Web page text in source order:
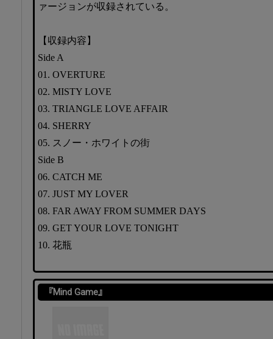
ァージョンが収録されている。
【収録内容】
Side A
01. OVERTURE
02. MISTY LOVE
03. TRIANGLE LOVE AFFAIR
04. SHERRY
05. スノー・ホワイトの街
Side B
06. CATCH ME
07. JUST MY LOVER
08. FAR AWAY FROM SUMMER DAYS
09. GET YOUR LOVE TONIGHT
10. 花瓶
『Mind Game』